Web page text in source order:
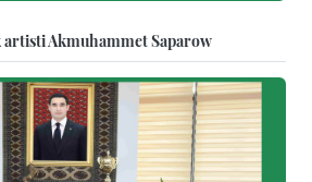
Akmuhammet Saparow